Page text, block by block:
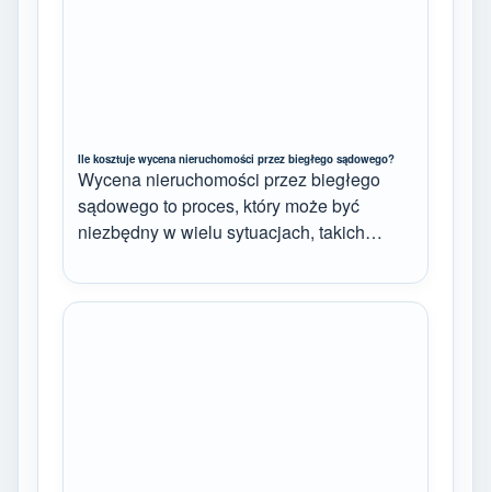
Ile kosztuje wycena nieruchomości przez biegłego sądowego?
Wycena nieruchomości przez biegłego
sądowego to proces, który może być
niezbędny w wielu sytuacjach, takich…